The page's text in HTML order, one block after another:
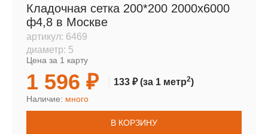
Кладочная сетка 200*200 2000х6000
ф4,8 в Москве
артикул: 6469
диаметр: 5
Цена за 1 карту
1 596 ₽ 133 ₽(за 1 метр2)
Наличие: много
В КОРЗИНУ